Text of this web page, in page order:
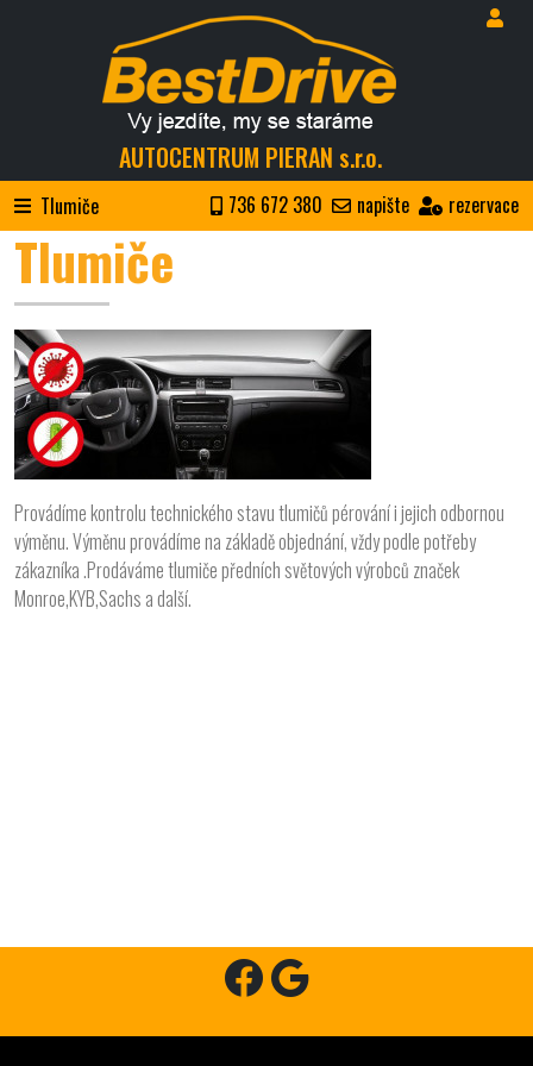
AUTOCENTRUM PIERAN s.r.o.
736 672 380 napište rezervace
Tlumiče
Tlumiče
Provádíme kontrolu technického stavu tlumičů pérování i jejich odbornou
výměnu. Výměnu provádíme na základě objednání, vždy podle potřeby
zákazníka .Prodáváme tlumiče předních světových výrobců značek
Monroe,KYB,Sachs a další.